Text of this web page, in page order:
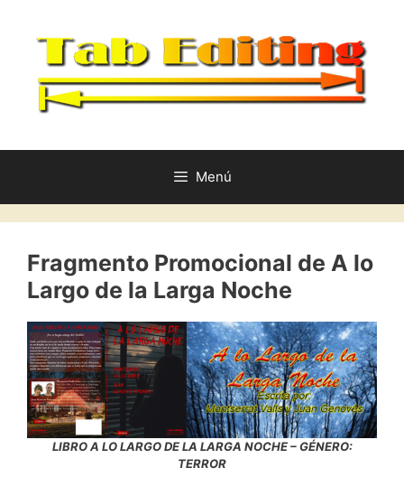
Menú
Fragmento Promocional de A lo
Largo de la Larga Noche
LIBRO A LO LARGO DE LA LARGA NOCHE – GÉNERO:
TERROR